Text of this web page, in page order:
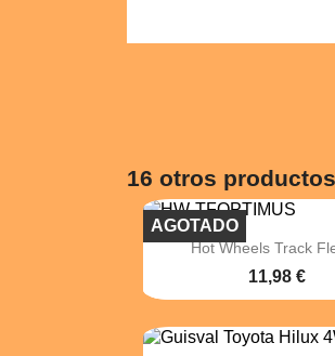
16 otros
 Vista
Hot Wheels Track
11,98 €
AGOTADO